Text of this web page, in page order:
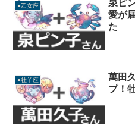
●乙女座
泉ピ
愛が
た
●牡羊座
萬田
プ！